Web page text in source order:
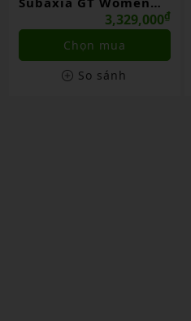
Grayish Green Chính
Hãng
3,329,000₫
Chọn mua
So sánh